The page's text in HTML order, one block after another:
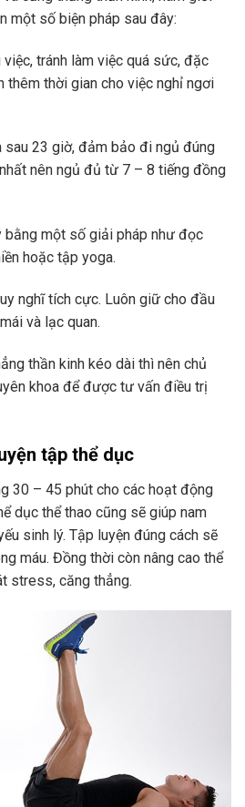
một số biện pháp sau đây:
tránh làm việc quá sức, đặc
thêm thời gian cho việc nghỉ ngơi
sau 23 giờ, đảm bảo đi ngủ đúng
nên ngủ đủ từ 7 – 8 tiếng đồng
bằng một số giải pháp như đọc
hoặc tập yoga.
nghĩ tích cực. Luôn giữ cho đầu
và lạc quan.
thần kinh kéo dài thì nên chủ
khoa để được tư vấn điều trị
tập thể dục
30 – 45 phút cho các hoạt động
dục thể thao cũng sẽ giúp nam
sinh lý. Tập luyện đúng cách sẽ
máu. Đồng thời còn nâng cao thể
stress, căng thẳng.